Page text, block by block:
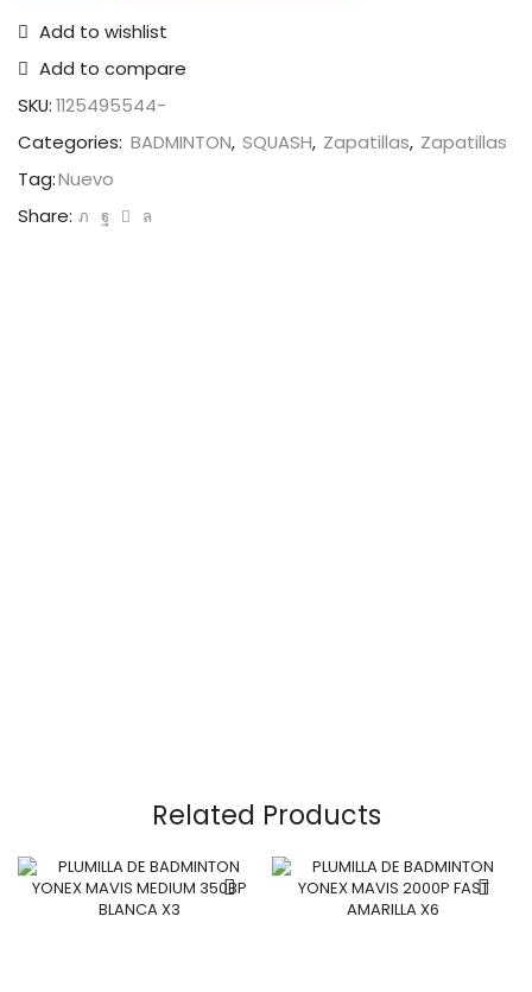
Add to wishlist
Add to compare
SKU:1125495544-
Categories: BADMINTON, SQUASH, Zapatillas, Zapatillas
Tag:Nuevo
Share:
Related Products